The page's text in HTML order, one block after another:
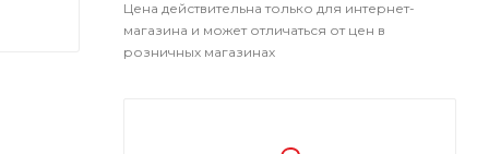
Цена действительна только для интернет-
магазина и может отличаться от цен в
розничных магазинах